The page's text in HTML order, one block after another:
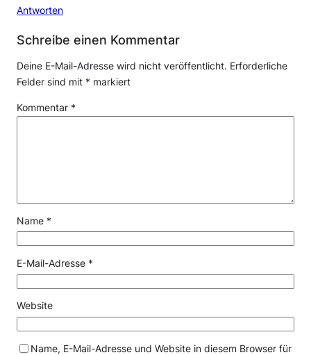
Antworten
Schreibe einen Kommentar
Deine E-Mail-Adresse wird nicht veröffentlicht. Erforderliche
Felder sind mit * markiert
Kommentar *
Name *
E-Mail-Adresse *
Website
Name, E-Mail-Adresse und Website in diesem Browser für